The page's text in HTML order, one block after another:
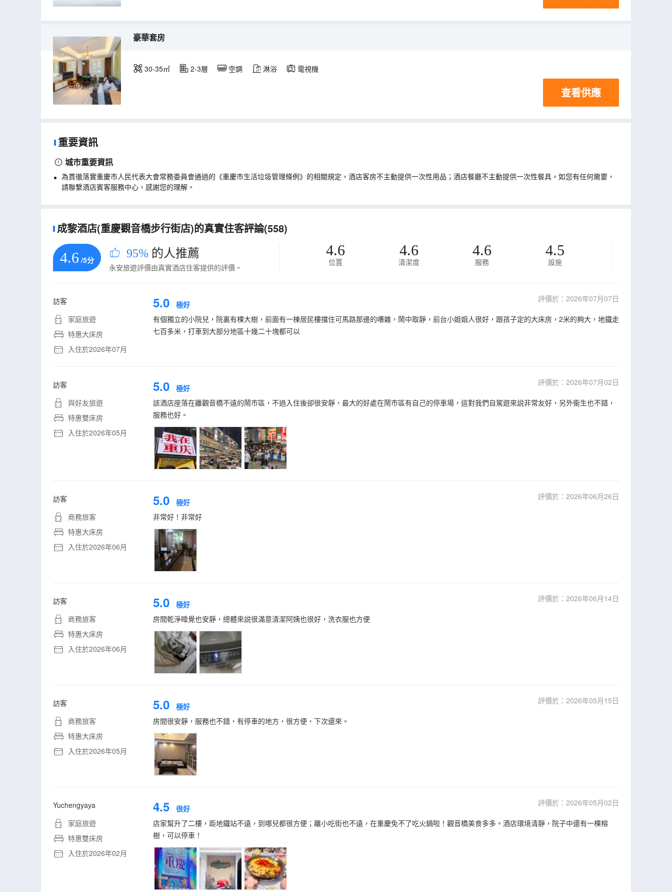
豪華套房
30-35㎡ 2-3層 空調 淋浴 電視機
查看供應
重要資訊
城市重要資訊
為貫徹落實重慶市人民代表大會常務委員會通過的《重慶市生活垃圾管理條例》的相關規定，酒店客房不主動提供一次性用品；酒店餐廳不主動提供一次性餐具。如您有任何需要，
請聯繫酒店賓客服務中心，感謝您的理解。
成黎酒店(重慶觀音橋步行街店)的真實住客評論(558)
4.6 /5分 95% 的人推薦
永安旅遊評價由真實酒店住客提供的評價。
4.6
位置
4.6
清潔度
4.6
服務
4.5
設施
訪客
家庭旅遊
特惠大床房
入住於2026年07月
5.0 極好
評價於：2026年07月07日
有個獨立的小院兒，院裏有棵大樹，前面有一棟居民樓擋住可馬路那邊的嘈雜，鬧中取靜，前台小姐姐人很好，跟孩子定的大床房，2米的夠大，地鐵走
七百多米，打車到大部分地區十幾二十塊都可以
訪客
與好友旅遊
特惠雙床房
入住於2026年05月
5.0 極好
評價於：2026年07月02日
該酒店座落在離觀音橋不遠的鬧市區，不過入住後卻很安靜，最大的好處在鬧市區有自己的停車場，這對我們自駕遊來説非常友好，另外衞生也不錯，
服務也好。
訪客
商務旅客
特惠大床房
入住於2026年06月
5.0 極好
評價於：2026年06月26日
非常好！非常好
訪客
商務旅客
特惠大床房
入住於2026年06月
5.0 極好
評價於：2026年06月14日
房間乾淨睡覺也安靜，總體來説很滿意清潔阿姨也很好，洗衣服也方便
訪客
商務旅客
特惠大床房
入住於2026年05月
5.0 極好
評價於：2026年05月15日
房間很安靜，服務也不錯，有停車的地方，很方便，下次還來。
Yuchengyaya
家庭旅遊
特惠雙床房
入住於2026年02月
4.5 很好
評價於：2026年05月02日
店家幫升了二樓，距地鐵站不遠，到哪兒都很方便；離小吃街也不遠，在重慶免不了吃火鍋啦！觀音橋美食多多。酒店環境清靜，院子中還有一棵榕
樹，可以停車！